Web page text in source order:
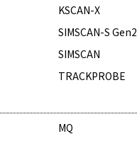
KSCAN-X
SIMSCAN-S Gen2
SIMSCAN
TRACKPROBE
MQ